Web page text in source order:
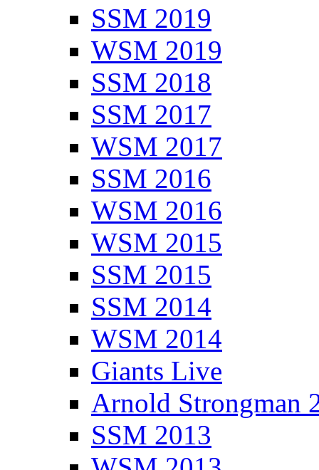
SSM 2019
WSM 2019
SSM 2018
SSM 2017
WSM 2017
SSM 2016
WSM 2016
WSM 2015
SSM 2015
SSM 2014
WSM 2014
Giants Live
Arnold Strongman
SSM 2013